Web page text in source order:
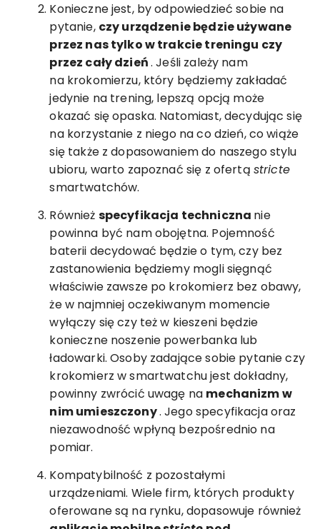
Konieczne jest, by odpowiedzieć sobie na
pytanie, czy urządzenie będzie używane
przez nas tylko w trakcie treningu czy
przez cały dzień. Jeśli zależy nam
na krokomierzu, który będziemy zakładać
jedynie na trening, lepszą opcją może
okazać się opaska. Natomiast, decydując się
na korzystanie z niego na co dzień, co wiąże
się także z dopasowaniem do naszego stylu
ubioru, warto zapoznać się z ofertą stricte
smartwatchów.
Również specyfikacja techniczna nie
powinna być nam obojętna. Pojemność
baterii decydować będzie o tym, czy bez
zastanowienia będziemy mogli sięgnąć
właściwie zawsze po krokomierz bez obawy,
że w najmniej oczekiwanym momencie
wyłączy się czy też w kieszeni będzie
konieczne noszenie powerbanka lub
ładowarki. Osoby zadające sobie pytanie czy
krokomierz w smartwatchu jest dokładny,
powinny zwrócić uwagę na mechanizm w
nim umieszczony. Jego specyfikacja oraz
niezawodność wpłyną bezpośrednio na
pomiar.
Kompatybilność z pozostałymi
urządzeniami. Wiele firm, których produkty
oferowane są na rynku, dopasowuje również